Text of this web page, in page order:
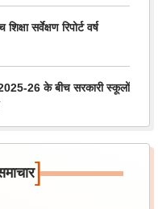
सर्वेक्षण रिपोर्ट वर्ष
26 के बीच सरकारी स्कूलों
]